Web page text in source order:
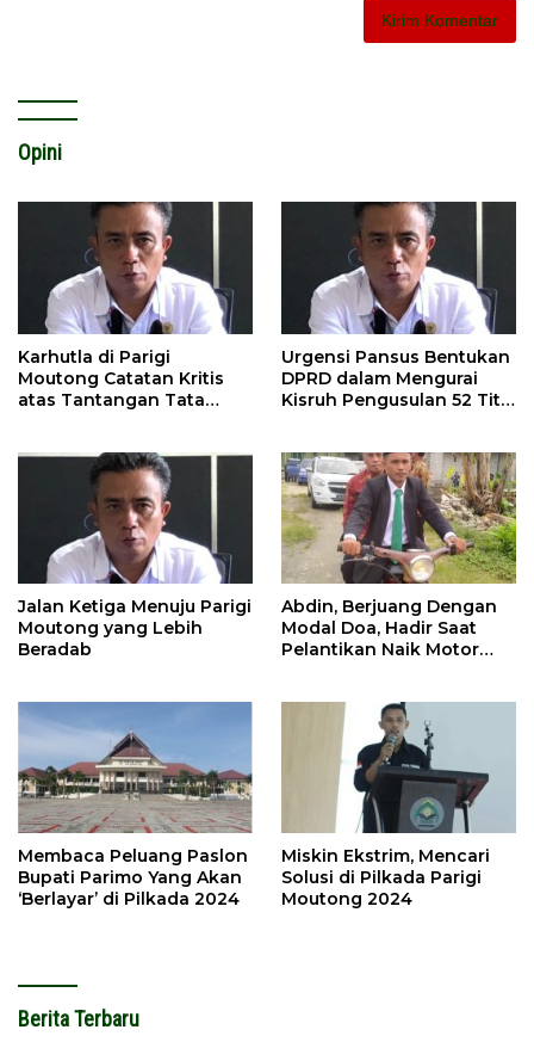
Opini
Karhutla di Parigi
Moutong Catatan Kritis
atas Tantangan Tata
Urgensi Pansus Bentukan
DPRD dalam Mengurai
Kisruh Pengusulan 52 Titik
Jalan Ketiga Menuju Parigi
Moutong yang Lebih
Beradab
Abdin, Berjuang Dengan
Modal Doa, Hadir Saat
Pelantikan Naik Motor
Membaca Peluang Paslon
Bupati Parimo Yang Akan
‘Berlayar’ di Pilkada 2024
Miskin Ekstrim, Mencari
Solusi di Pilkada Parigi
Moutong 2024
Berita Terbaru